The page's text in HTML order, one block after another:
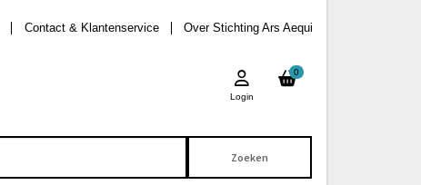
Over Stichting Ars Aequi
Contact & Klantenservice
0
Login